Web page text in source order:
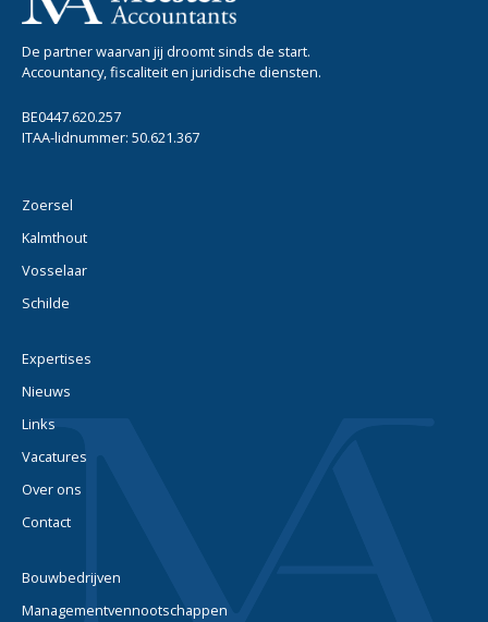
De partner waarvan jij droomt sinds de start.
Accountancy, fiscaliteit en juridische diensten.
BE0447.620.257
ITAA-lidnummer: 50.621.367
Zoersel
Kalmthout
Vosselaar
Schilde
Expertises
Nieuws
Links
Vacatures
Over ons
Contact
Bouwbedrijven
Managementvennootschappen